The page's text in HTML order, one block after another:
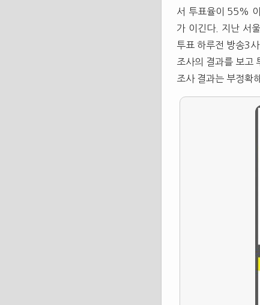
서 투표율이 55%
가 이긴다. 지난 서
투표 하루전 방송3
조사의 결과를 보고
조사 결과는 부정확